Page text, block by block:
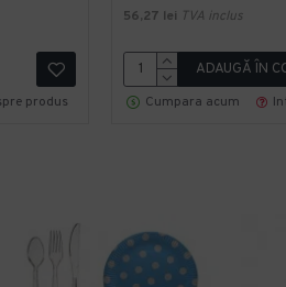
produs
56,27 lei TVA inclus
ADAUGĂ ÎN
Cumpara acum